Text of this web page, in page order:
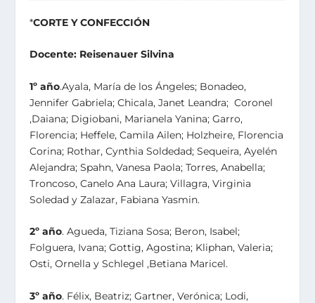
*CORTE Y CONFECCIÓN
Docente: Reisenauer Silvina
1º año.Ayala, María de los Ángeles; Bonadeo,
Jennifer Gabriela; Chicala, Janet Leandra; Coronel
,Daiana; Digiobani, Marianela Yanina; Garro,
Florencia; Heffele, Camila Ailen; Holzheire, Florencia
Corina; Rothar, Cynthia Soldedad; Sequeira, Ayelén
Alejandra; Spahn, Vanesa Paola; Torres, Anabella;
Troncoso, Canelo Ana Laura; Villagra, Virginia
Soledad y Zalazar, Fabiana Yasmin.
2º año. Agueda, Tiziana Sosa; Beron, Isabel;
Folguera, Ivana; Gottig, Agostina; Kliphan, Valeria;
Osti, Ornella y Schlegel ,Betiana Maricel.
3º año. Félix, Beatriz; Gartner, Verónica; Lodi,